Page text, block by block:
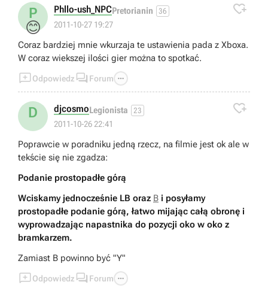
P
😊
Phllo-ush_NPCPretorianin 36
2011-10-27 19:27

Coraz bardziej mnie wkurzaja te ustawienia pada z Xboxa.
W coraz wiekszej ilości gier można to spotkać.
Odpowiedz  Forum 
D djcosmoLegionista 23
2011-10-26 22:41

Poprawcie w poradniku jedną rzecz, na filmie jest ok ale w
tekście się nie zgadza:
Podanie prostopadłe górą
Wciskamy jednocześnie LB oraz B i posyłamy
prostopadłe podanie górą, łatwo mijając całą obronę i
wyprowadzając napastnika do pozycji oko w oko z
bramkarzem.
Zamiast B powinno być "Y"
Odpowiedz  Forum 